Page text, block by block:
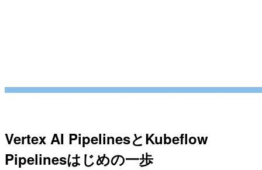
Vertex AI PipelinesとKubeflow
Pipelinesはじめの一歩